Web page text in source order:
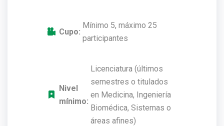
Cupo:
Mínimo 5, máximo 25
participantes
Nivel
mínimo:
Licenciatura (últimos
semestres o titulados
en Medicina, Ingeniería
Biomédica, Sistemas o
áreas afines)